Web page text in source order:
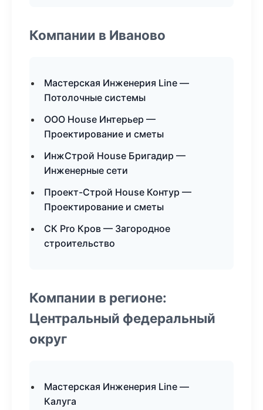
Компании в Иваново
Мастерская Инженерия Line —
Потолочные системы
ООО House Интерьер —
Проектирование и сметы
ИнжСтрой House Бригадир —
Инженерные сети
Проект-Строй House Контур —
Проектирование и сметы
СК Pro Кров — Загородное
строительство
Компании в регионе:
Центральный федеральный
округ
Мастерская Инженерия Line —
Калуга